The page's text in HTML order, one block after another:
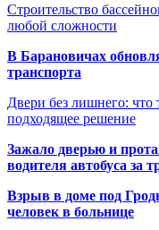
Строительство
любой сложности
В Барановичах
транспорта
Двери без лишнего:
подходящее решение
Зажало дверью и
водителя автобуса за
Взрыв в доме под
человек в больнице